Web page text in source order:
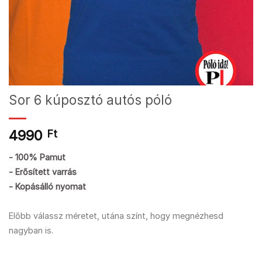
Sor 6 kúposztó autós póló
4990 Ft
- 100% Pamut
- Erősített varrás
- Kopásálló nyomat
Előbb válassz méretet, utána színt, hogy megnézhesd
nagyban is.